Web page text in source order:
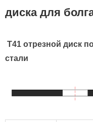
диска для
T41 отрезной диск
стали